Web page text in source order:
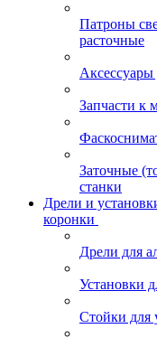
Патроны
расточные
Запчасти к
Заточные
станки
Дрели и
коронки
Дрели для
Установки
Стойки для